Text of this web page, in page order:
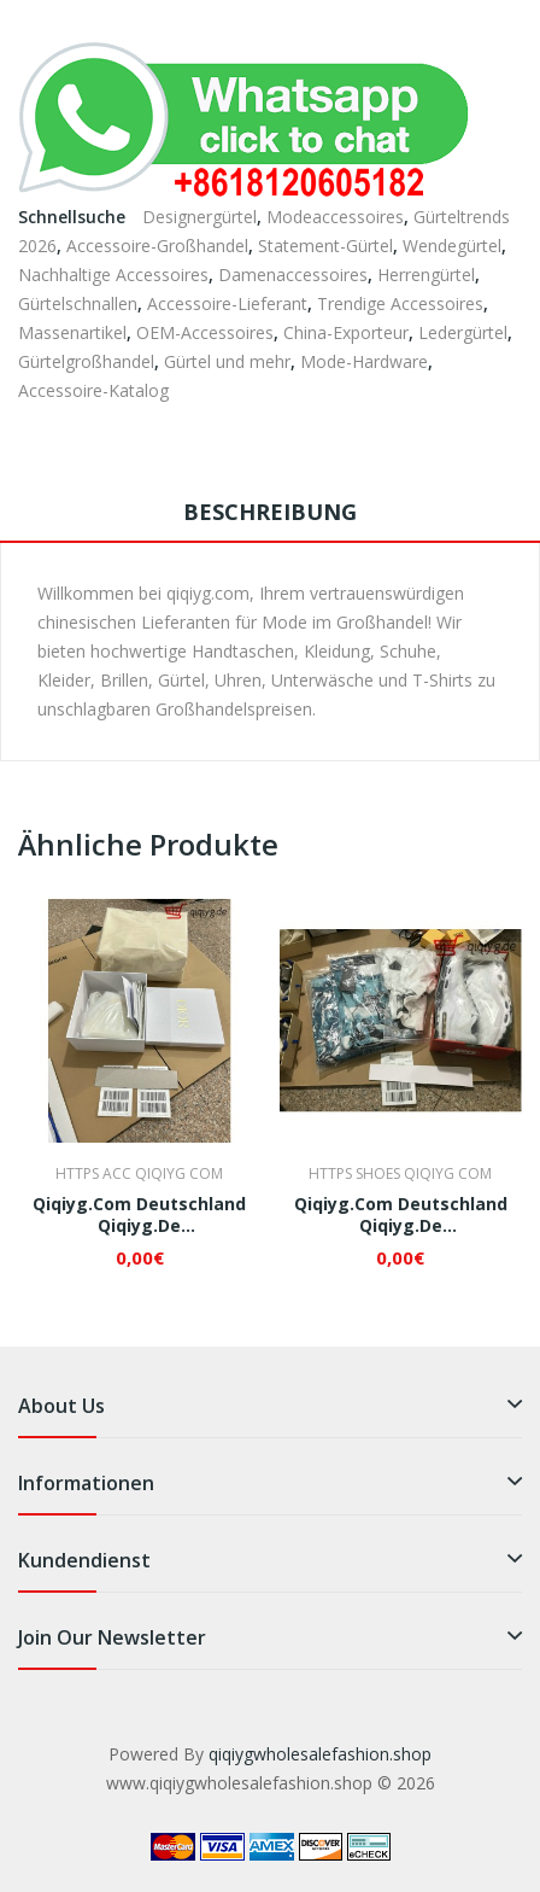
Schnellsuche Designergürtel, Modeaccessoires, Gürteltrends
2026, Accessoire-Großhandel, Statement-Gürtel, Wendegürtel,
Nachhaltige Accessoires, Damenaccessoires, Herrengürtel,
Gürtelschnallen, Accessoire-Lieferant, Trendige Accessoires,
Massenartikel, OEM-Accessoires, China-Exporteur, Ledergürtel,
Gürtelgroßhandel, Gürtel und mehr, Mode-Hardware,
Accessoire-Katalog
BESCHREIBUNG
Willkommen bei qiqiyg.com, Ihrem vertrauenswürdigen
chinesischen Lieferanten für Mode im Großhandel! Wir
bieten hochwertige Handtaschen, Kleidung, Schuhe,
Kleider, Brillen, Gürtel, Uhren, Unterwäsche und T-Shirts zu
unschlagbaren Großhandelspreisen.
Ähnliche Produkte
HTTPS ACC QIQIYG COM
Qiqiyg.com Deutschland
Qiqiyg.de
QI023
0,00€
HTTPS SHOES QIQIYG COM
Qiqiyg.com Deutschland
Qiqiyg.de
QI024
0,00€
About Us
Informationen
Kundendienst
Join Our Newsletter
Powered By qiqiygwholesalefashion.shop
www.qiqiygwholesalefashion.shop © 2026